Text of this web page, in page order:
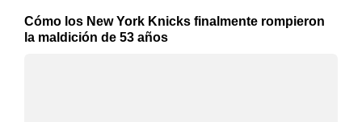
Cómo los New York Knicks finalmente rompieron
la maldición de 53 años